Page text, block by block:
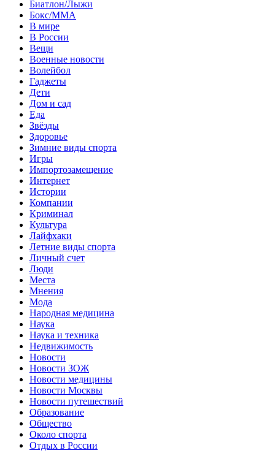
Биатлон/Лыжи
Бокс/MMA
В мире
В России
Вещи
Военные новости
Волейбол
Гаджеты
Дети
Дом и сад
Еда
Звёзды
Здоровье
Зимние виды спорта
Игры
Импортозамещение
Интернет
Истории
Компании
Криминал
Культура
Лайфхаки
Летние виды спорта
Личный счет
Люди
Места
Мнения
Мода
Народная медицина
Наука
Наука и техника
Недвижимость
Новости
Новости ЗОЖ
Новости медицины
Новости Москвы
Новости путешествий
Образование
Общество
Около спорта
Отдых в России